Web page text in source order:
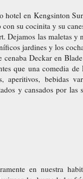
en Kengsinton
su cocinita y su
las maletas y
jardines y los
Deckar en
que una comedia
aperitivos, bebidas
y cansados por las
en nuestra